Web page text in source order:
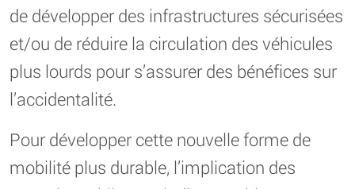
de développer des infrastructures sécurisées
et/ou de réduire la circulation des véhicules
plus lourds pour s’assurer des bénéfices sur
l’accidentalité.
Pour développer cette nouvelle forme de
mobilité plus durable, l’implication des